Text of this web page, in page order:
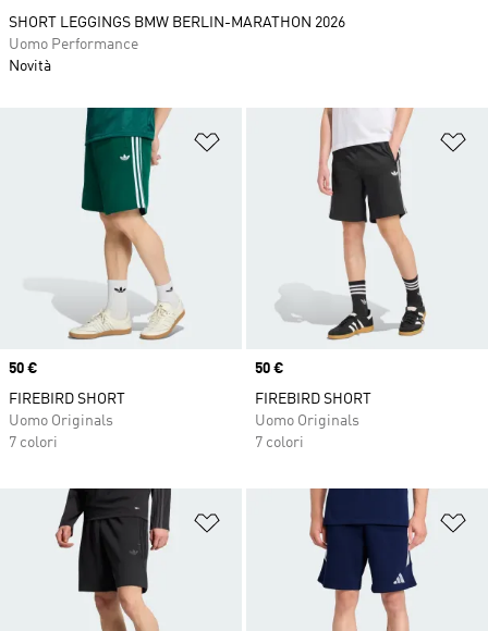
Aggiungi alla lista dei desideri
Price
50 €
FIREBIRD SHORT
Uomo Originals
7 colori
Price
50 €
FIREBIRD SHORT
Uomo Originals
7 colori
Aggiungi alla lista dei desideri
SHORT LEGGINGS BMW BERLIN-MARATHON 2026
Uomo Performance
Novità